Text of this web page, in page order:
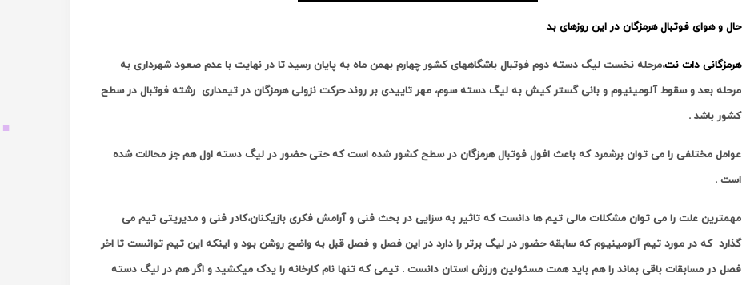
حال و هوای فوتبال هرمزگان در این روزهای بد
هرمزگانی دات نت،مرحله نخست لیگ دسته دوم فوتبال باشگاههای کشور چهارم بهمن ماه به پایان رسید تا در نهایت با عدم صعود شهرداری به
مرحله بعد و سقوط آلومینیوم و بانی گستر کیش به لیگ دسته سوم، مهر تاییدی بر روند حرکت نزولی هرمزگان در تیمداری رشته فوتبال در سطح
کشور باشد .
عوامل مختلفی را می توان برشمرد که باعث افول فوتبال هرمزگان در سطح کشور شده است که حتی حضور در لیگ دسته اول هم جز محالات شده
است .
مهمترین علت را می توان مشکلات مالی تیم ها دانست که تاثیر به سزایی در بحث فنی و آرامش فکری بازیکنان،کادر فنی و مدیریتی تیم می
گذارد که در مورد تیم آلومینیوم که سابقه حضور در لیگ برتر را دارد در این فصل و فصل قبل به واضح روشن بود و اینکه این تیم توانست تا اخر
فصل در مسابقات باقی بماند را هم باید همت مسئولین ورزش استان دانست . تیمی که تنها نام کارخانه را یدک میکشید و اگر هم در لیگ دسته